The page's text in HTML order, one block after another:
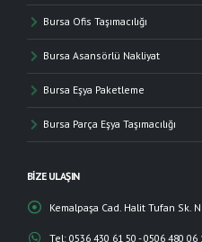
Bursa Ofis Taşımacılığı
Bursa Asansörlü Nakliyat
Bursa Eşya Paketleme
Bursa Parça Eşya Taşımacılığı
BIZE ULAŞIN
Kemalpaşa Cad. Halit Tufan Sk.
Tel: 0536 430 61 50 - 0506 480 06